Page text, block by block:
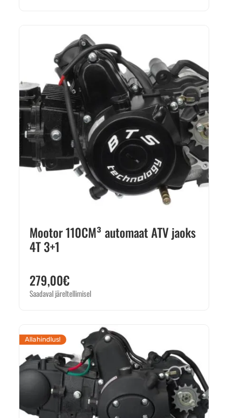
Mootor 110CM³ automaat ATV jaoks
4T 3+1
279,00€
Saadaval järeltellimisel
Allahindlus!